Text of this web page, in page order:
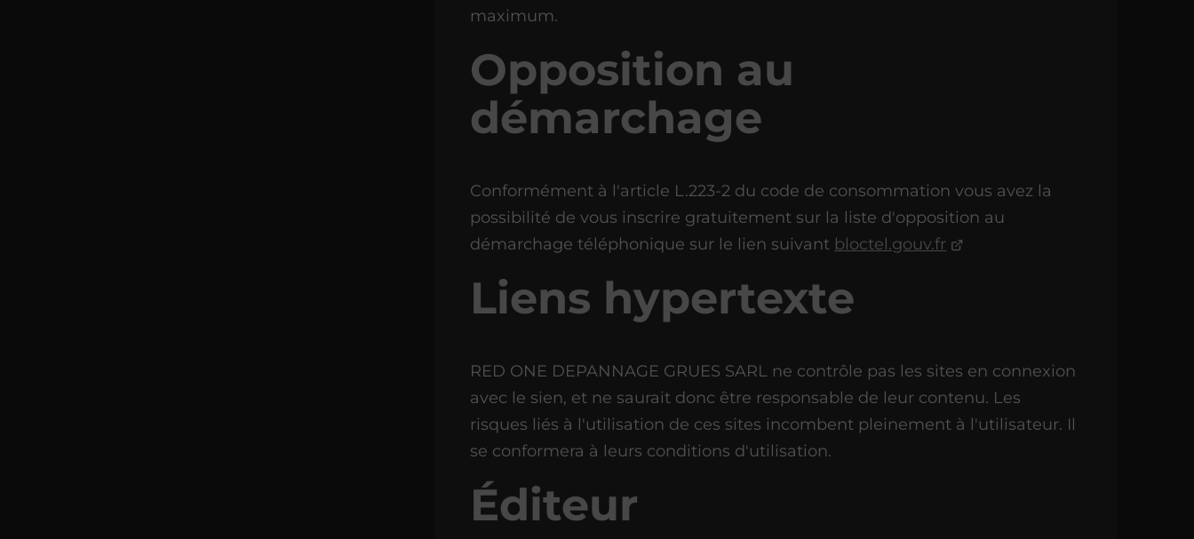
maximum.
Opposition au
démarchage
Conformément à l'article L.223-2 du code de consommation vous avez la
possibilité de vous inscrire gratuitement sur la liste d'opposition au
démarchage téléphonique sur le lien suivant bloctel.gouv.fr
Liens hypertexte
RED ONE DEPANNAGE GRUES SARL ne contrôle pas les sites en connexion
avec le sien, et ne saurait donc être responsable de leur contenu. Les
risques liés à l'utilisation de ces sites incombent pleinement à l'utilisateur. Il
se conformera à leurs conditions d'utilisation.
Éditeur